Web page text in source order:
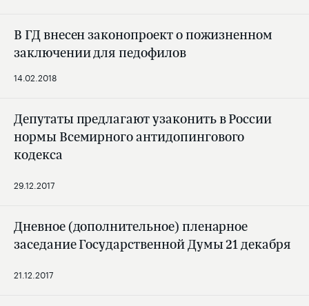
14.02.2018
В ГД внесен законопроект о пожизненном
заключении для педофилов
29.12.2017
Депутаты предлагают узаконить в России
нормы Всемирного антидопингового
кодекса
21.12.2017
Дневное (дополнительное) пленарное
заседание Государственной Думы 21 декабря